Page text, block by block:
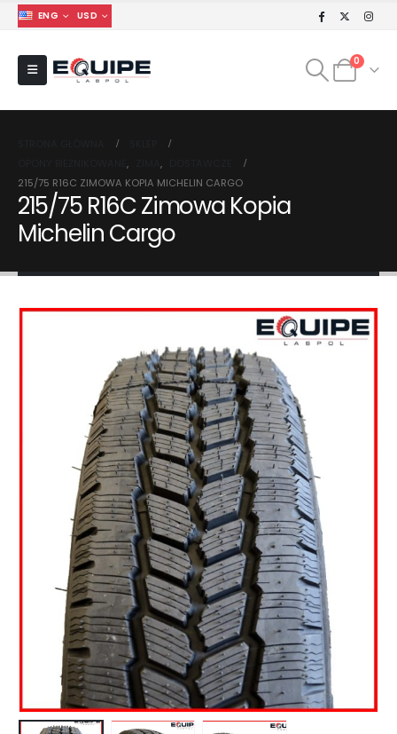
ENG USD
0
, ,
215/75 R16C ZIMOWA KOPIA MICHELIN CARGO
215/75 R16C Zimowa Kopia
Michelin Cargo